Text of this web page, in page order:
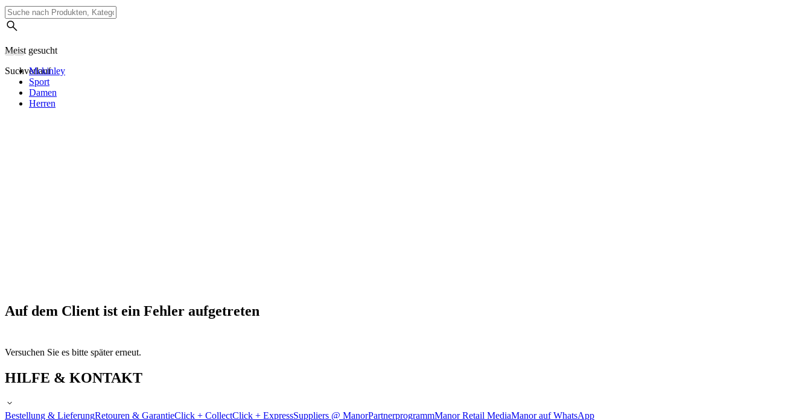
Meist gesucht
Suchverlauf
Mckinley
Sport
Damen
Herren
Auf dem Client ist ein Fehler aufgetreten
Versuchen Sie es bitte später erneut.
HILFE & KONTAKT
Bestellung & LieferungRetouren & GarantieClick + CollectClick + ExpressSuppliers @ ManorPartnerprogrammManor Retail MediaManor auf WhatsApp